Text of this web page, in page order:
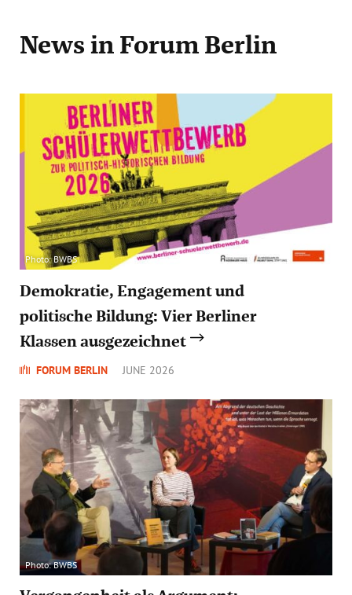
News in Forum Berlin
Photo: BWBS
Demokratie, Engagement und
politische Bildung: Vier Berliner
Klassen ausgezeichnet
FORUM BERLIN JUNE 2026
Photo: BWBS